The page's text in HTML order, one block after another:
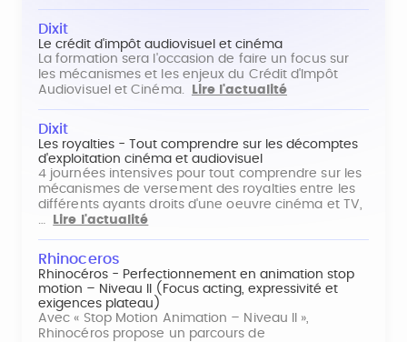
Dixit
Le crédit d'impôt audiovisuel et cinéma
La formation sera l'occasion de faire un focus sur
les mécanismes et les enjeux du Crédit d'Impôt
Audiovisuel et Cinéma.
Lire l'actualité
Dixit
Les royalties - Tout comprendre sur les décomptes
d'exploitation cinéma et audiovisuel
4 journées intensives pour tout comprendre sur les
mécanismes de versement des royalties entre les
différents ayants droits d'une oeuvre cinéma et TV,
…
Lire l'actualité
Rhinoceros
Rhinocéros - Perfectionnement en animation stop
motion – Niveau II (Focus acting, expressivité et
exigences plateau)
Avec « Stop Motion Animation – Niveau II »,
Rhinocéros propose un parcours de